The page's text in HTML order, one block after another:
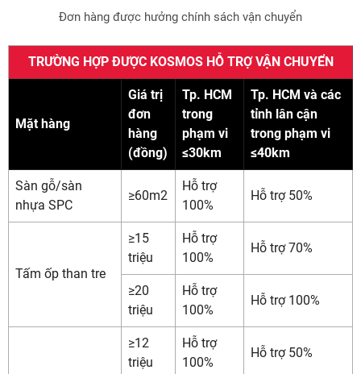
lịch hẹn, mong Quý khách thông cảm.
Đơn hàng được hưởng chính sách vận chuyển
TRƯỜNG HỢP ĐƯỢC KOSMOS HỖ TRỢ VẬN CHUYỂN
Mặt hàng
Giá trị
đơn
hàng
(đồng)
Tp. HCM
trong
phạm vi
≤30km
Tp. HCM và các
tỉnh lân cận
trong phạm vi
≤40km
Sàn gỗ/sàn
nhựa SPC
≥60m2
Hỗ trợ
100%
Hỗ trợ 50%
Tấm ốp than tre
≥15
triệu
Hỗ trợ
100%
Hỗ trợ 70%
≥20
triệu
Hỗ trợ
100%
Hỗ trợ 100%
≥12
triệu
Hỗ trợ
100%
Hỗ trợ 50%